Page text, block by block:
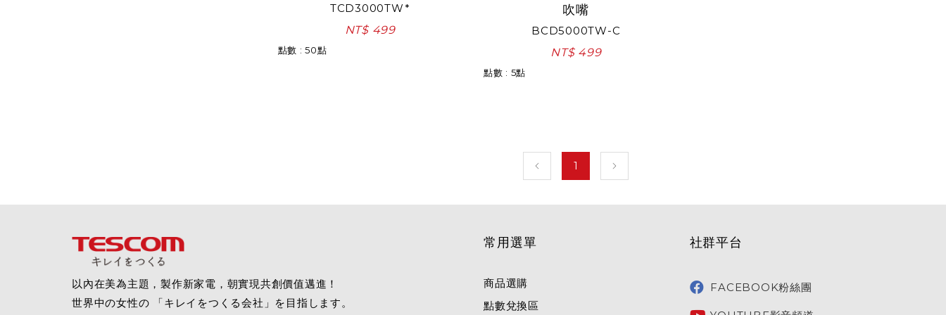
TCD3000TW*
NT$ 499
點數 : 50點
吹嘴
BCD5000TW-C
NT$ 499
點數 : 5點
1
以內在美為主題，製作新家電，朝實現共創價值邁進！
世界中の女性の 「キレイをつくる会社」を目指します。
常用選單
商品選購
點數兌換區
社群平台
FACEBOOK粉絲團